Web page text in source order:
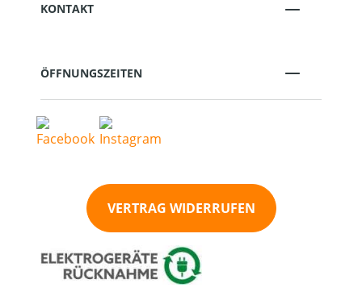
KONTAKT
ÖFFNUNGSZEITEN
VERTRAG WIDERRUFEN